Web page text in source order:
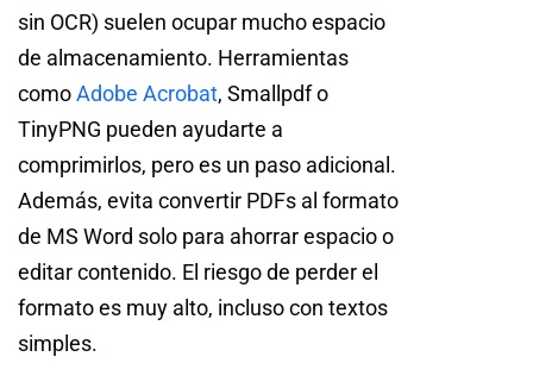
sin OCR) suelen ocupar mucho espacio
de almacenamiento. Herramientas
comoAdobe Acrobat, Smallpdf o
TinyPNG pueden ayudarte a
comprimirlos, pero es un paso adicional.
Además, evita convertir PDFs al formato
de MS Word solo para ahorrar espacio o
editar contenido. El riesgo de perder el
formato es muy alto, incluso con textos
simples.